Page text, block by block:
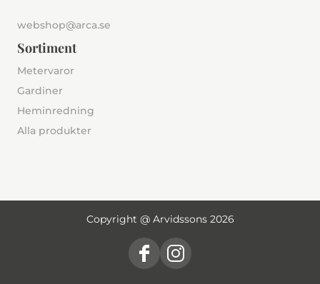
webshop@arca.se
Sortiment
Metervaror
Gardiner
Heminredning
Alla produkter
Copyright @ Arvidssons 2026